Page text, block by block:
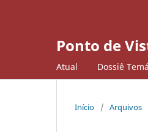
Ponto de
Atual Dossiê
Início / Arquivos